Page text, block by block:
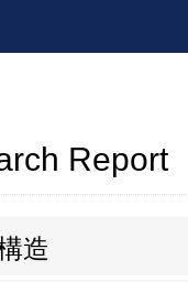
Report
造